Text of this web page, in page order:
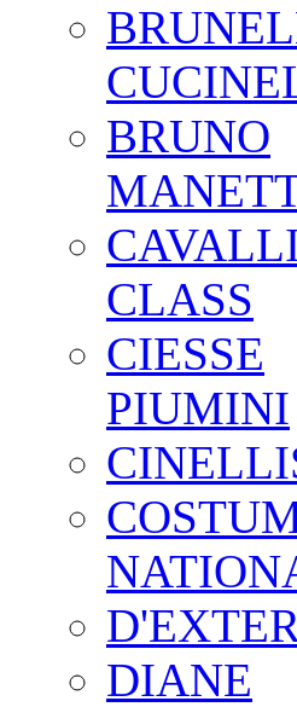
BRUNO
CLASS
CIESSE
PIUMINI
DIANE